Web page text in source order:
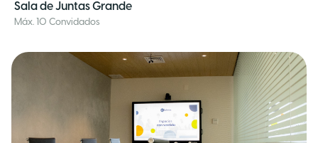
Sala de Juntas Grande
Máx. 10 Convidados